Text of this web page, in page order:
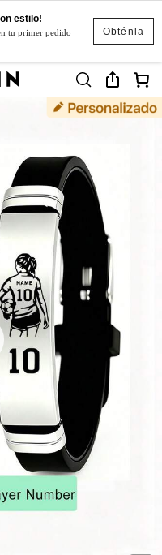
Obténla
estilo!
tu primer pedido